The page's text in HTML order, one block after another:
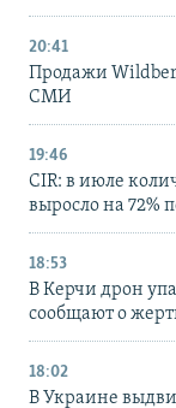
20:41
Продажи
СМИ
19:46
CIR: в июле
выросло на 72%
18:53
В Керчи дрон
сообщают о
18:02
В Украине